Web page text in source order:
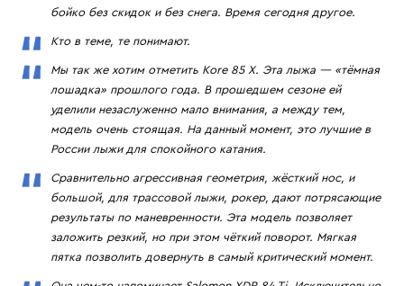
бойко без скидок и без снега. Время сегодня другое.
Кто в теме, те понимают.
Мы так же хотим отметить Kore 85 X. Эта лыжа — «тёмная
лошадка» прошлого года. В прошедшем сезоне ей
уделили незаслуженно мало внимания, а между тем,
модель очень стоящая. На данный момент, это лучшие в
России лыжи для спокойного катания.
Сравнительно агрессивная геометрия, жёсткий нос, и
большой, для трассовой лыжи, рокер, дают потрясающие
результаты по маневренности. Эта модель позволяет
заложить резкий, но при этом чёткий поворот. Мягкая
пятка позволить довернуть в самый критический момент.